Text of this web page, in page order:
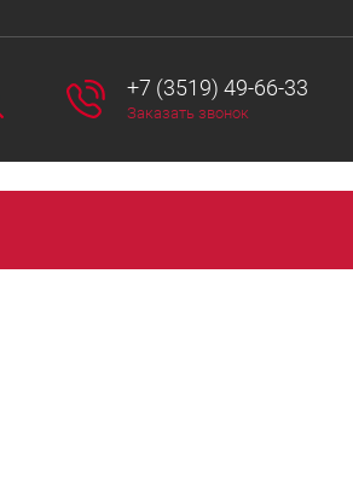
+7 (3519) 49-66-33
Заказать звонок